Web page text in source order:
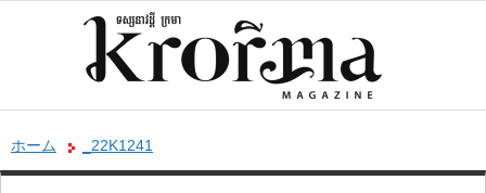
ホーム _22K1241